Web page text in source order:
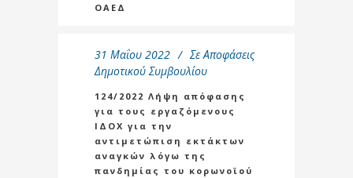
ΟΑΕΔ
31 Μαΐου 2022 Σε Αποφάσεις
Δημοτικού Συμβουλίου
124/2022 Λήψη απόφασης
για τους εργαζόμενους
ΙΔΟΧ για την
αντιμετώπιση εκτάκτων
αναγκών λόγω της
πανδημίας του κορωνοϊού